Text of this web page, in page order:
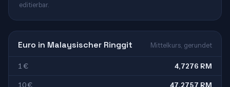
editierbar.
Euro in Malaysischer Ringgit Mittelkurs, gerundet
1 € 4,7276 RM
10 € 47,2757 RM